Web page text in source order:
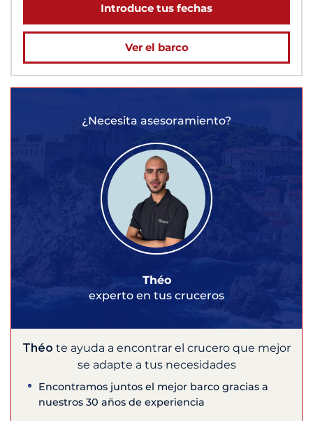
Introduce tus fechas
Ver el barco
¿Necesita asesoramiento?
Théo
experto en tus cruceros
Théo te ayuda a encontrar el crucero que mejor
se adapte a tus necesidades
Encontramos juntos el mejor barco gracias a
nuestros 30 años de experiencia